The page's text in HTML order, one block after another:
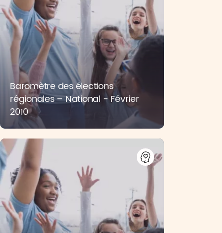
Baromètre des élections
régionales – National - Février
2010